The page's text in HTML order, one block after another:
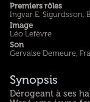
Premiers rôles
Ingvar E. Sigurdsson,
Image
Léo Lefèvre
Son
Gervaise Demeure,
Synopsis
Dérogeant à ses